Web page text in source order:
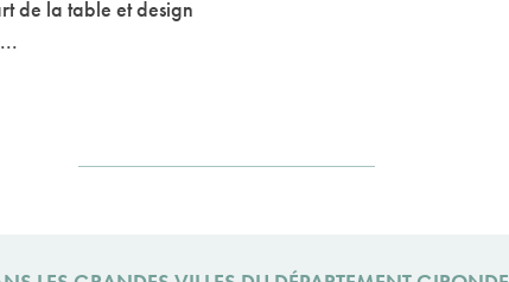
de la table et design